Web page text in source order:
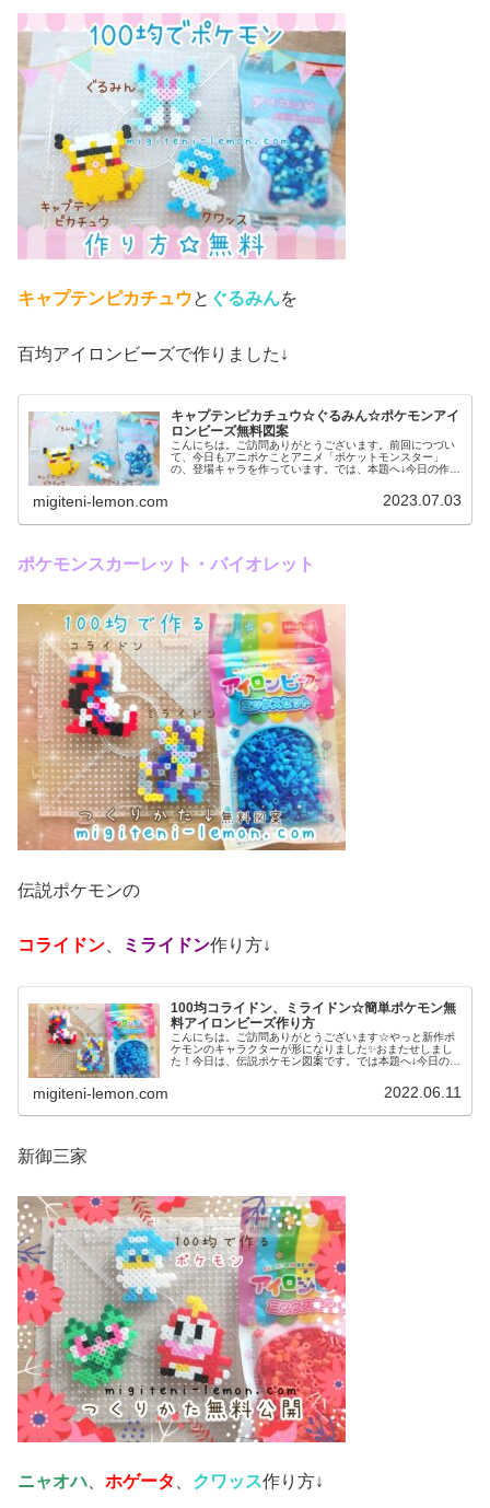
キャプテンピカチュウと ぐるみんを
百均アイロンビーズで作りました↓
キャプテンピカチュウ☆ぐるみん☆ポケモンアイ
ロンビーズ無料図案
こんにちは。ご訪問ありがとうございます。前回につづい
て、今日もアニポケことアニメ「ポケットモンスター」
の、登場キャラを作っています。では、本題へ↓今日の作品
migiteni-lemon.com 2023.07.03
ポケモンスカーレット・バイオレット
伝説ポケモンの
コライドン ミライドン作り方↓
100均コライドン、ミライドン☆簡単ポケモン無
料アイロンビーズ作り方
こんにちは。ご訪問ありがとうございます☆やっと新作ポ
ケモンのキャラクターが形になりました✨おまたせしまし
た！今日は、伝説ポケモン図案です。では本題へ↓今日の作
migiteni-lemon.com 2022.06.11
新御三家
ニャオハ ホゲータ クワッス作り方↓